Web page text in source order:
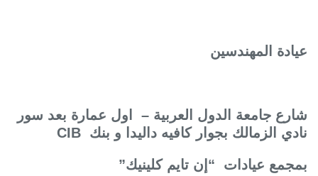
المهندسين
جامعة الدول العربية – اول عمارة بعد سور
الزمالك بجوار كافيه داليدا و بنكCIB
عيادات “إن تايم كلينيك”